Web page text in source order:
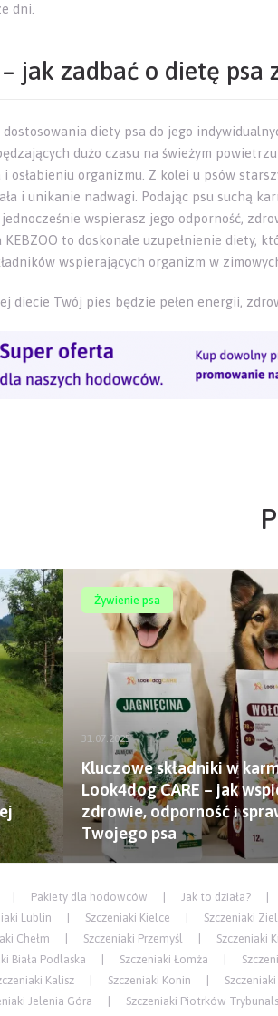
dni.
jak zadbać o dietę psa
dostosowania diety psa do jego
dużo czasu na świeżym
i osłabieniu organizmu. Z kolei u psów
i unikanie nadwagi. Podając psu suchą
wspierasz jego odporność,
to doskonałe uzupełnienie diety,
wspierających organizm w
diecie Twój pies będzie pełen energii,
Żywienie psa
31.07.2025
Kluczowe składniki w
Look4dog CARE – jak
zdrowie, odporność i
Twojego psa
Pakiety dla hodowców Jak to działa?
Lublin Szczeniaki Kielce Szczeniaki
Chełm Szczeniaki Przemyśl Szczeniaki
Biała Podlaska Szczeniaki Łomża
Kalisz Szczeniaki Konin Szczeniaki
Jelenia Góra Szczeniaki Piotrków